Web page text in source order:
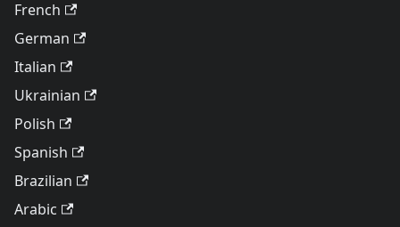
French
German
Italian
Ukrainian
Polish
Spanish
Brazilian
Arabic